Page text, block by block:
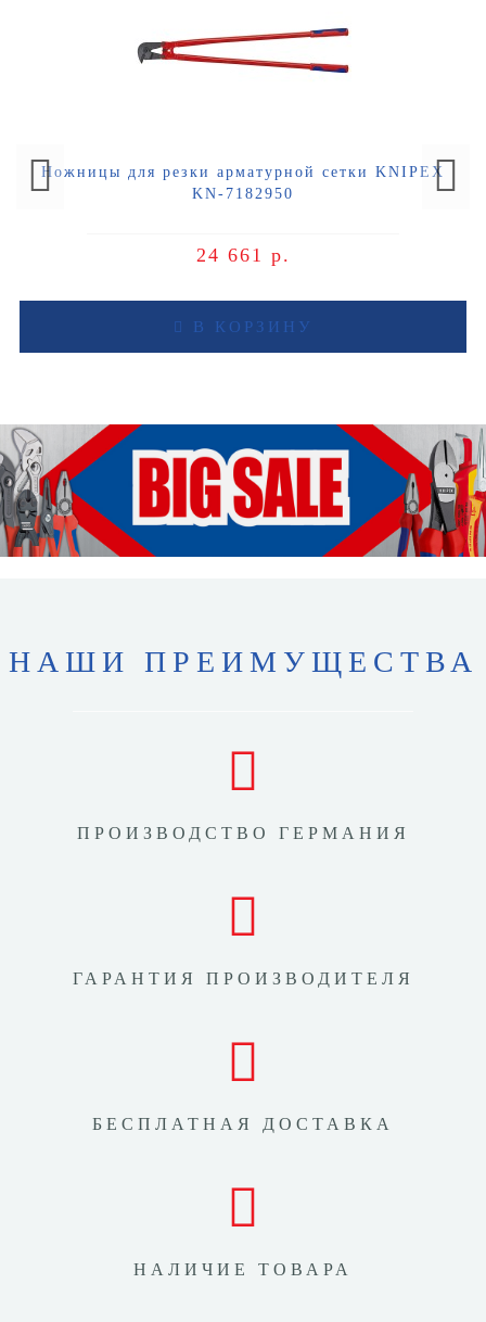
Ножницы для резки арматурной сетки KNIPEX
KN-7182950
24 661 р.
В КОРЗИНУ
НАШИ ПРЕИМУЩЕСТВА
ПРОИЗВОДСТВО ГЕРМАНИЯ
ГАРАНТИЯ ПРОИЗВОДИТЕЛЯ
БЕСПЛАТНАЯ ДОСТАВКА
НАЛИЧИЕ ТОВАРА